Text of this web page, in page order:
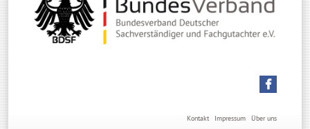
Über uns
Impressum
Kontakt